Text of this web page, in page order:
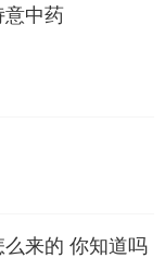
意中药
来的 你知道吗